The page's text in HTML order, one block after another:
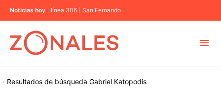
Noticias hoy línea 306 San Fernando
Resultados de búsqueda
· Gabriel Katopodis